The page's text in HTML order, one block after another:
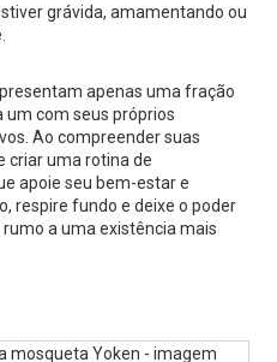
grávida, amamentando ou
apenas uma fração
um com seus próprios
Ao compreender suas
criar uma rotina de
apoie seu bem-estar e
respire fundo e deixe o poder
a uma existência mais